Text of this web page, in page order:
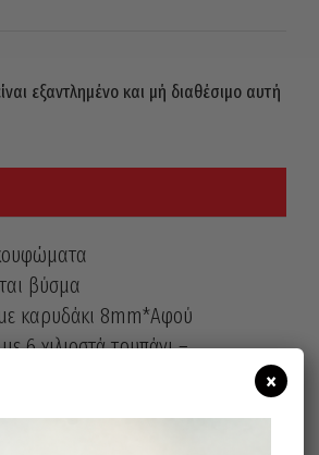
εξαντλημένο και μή διαθέσιμο αυτή
βύσμα
καρυδάκι 8mm*Αφού
6 χιλιοστά τρυπάνι –
×